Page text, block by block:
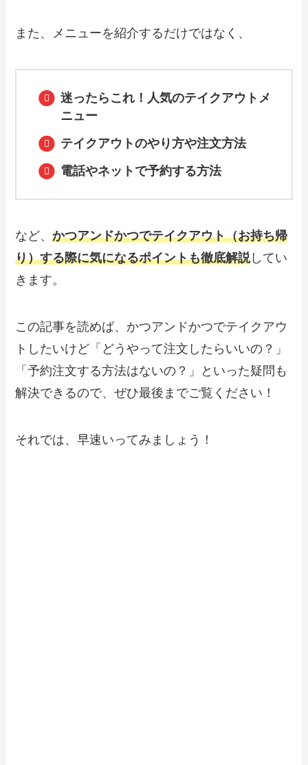
【2024年最新】丸亀製麺のカロリー一覧
すめのメニューも紹介
【2024年最新】ステーキガストのテイク
注文方法やクーポン情報も解説
ウト全メニュー！お持ち帰りの予約・注
文方法やクーポン情報も解説
ト（お持ち帰り）メニュー一覧！予約・
注文方法やキャンペーン情報も解説
【2024年最新】どん亭のテイクアウト
（お持ち帰り）メニュー一覧！予約・注
また、メニューを紹介するだけではなく、
迷ったらこれ！人気のテイクアウトメ
ニュー
テイクアウトのやり方や注文方法
電話やネットで予約する方法
など、かつアンドかつでテイクアウト（お持ち帰
り）する際に気になるポイントも徹底解説してい
きます。
この記事を読めば、かつアンドかつでテイクアウ
トしたいけど「どうやって注文したらいいの？」
「予約注文する方法はないの？」といった疑問も
解決できるので、ぜひ最後までご覧ください！
それでは、早速いってみましょう！